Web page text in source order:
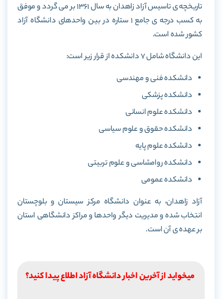
تاریخچه ی تاسیس آزاد زاهدان به سال 1361 بر می گردد و موفق
به کسب درجه ی جامع 1 ستاره در بین واحدهای دانشگاه آزاد
کشور شده است.
این دانشگاه شامل 7 دانشکده از قرار زیر است:
دانشکده فنی و مهندسی
دانشکده پزشکی
دانشکده علوم انسانی
دانشکده حقوق و علوم سیاسی
دانشکده علوم پایه
دانشکده روامشاسی و علوم تربیتی
دانشکده عمومی
آزاد زاهدان، به عنوان دانشگاه مرکز سیستان و بلوچستان
انتخاب شده و مدیریت دیگر واحدها و مراکز دانشگاهی استان
بر عهده ی آن است.
میخواید از آخرین اخبار دانشگاه آزاد اطلاع پیدا کنید؟